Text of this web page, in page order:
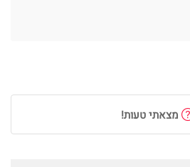
מצאתי טעות!